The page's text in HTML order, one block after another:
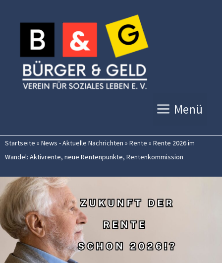
Inhalt
springen
Menü
Startseite » News - Aktuelle Nachrichten » Rente » Rente 2026 im
Wandel: Aktivrente, neue Rentenpunkte, Rentenkommission